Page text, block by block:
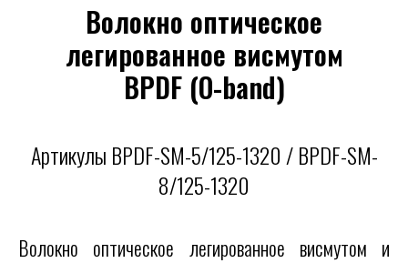
Волокно оптическое
легированное висмутом
BPDF (O-band)
Артикулы BPDF-SM-5/125-1320 / BPDF-SM-
8/125-1320
Волокно оптическое легированное висмутом и